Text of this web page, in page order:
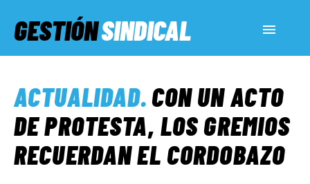
GESTIÓNSINDICAL
SERVICIOS SOCIALES
INFORMES ESPECIALES
ACTUALIDAD.CON UN ACTO
DE PROTESTA, LOS GREMIOS
RECUERDAN EL CORDOBAZO